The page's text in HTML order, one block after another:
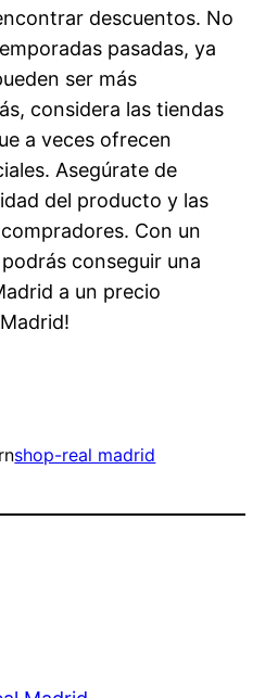
descuentos. No
pasadas, ya
ser más
considera las tiendas
a veces ofrecen
Asegúrate de
del producto y las
Con un
conseguir una
a un precio
shop-real madrid